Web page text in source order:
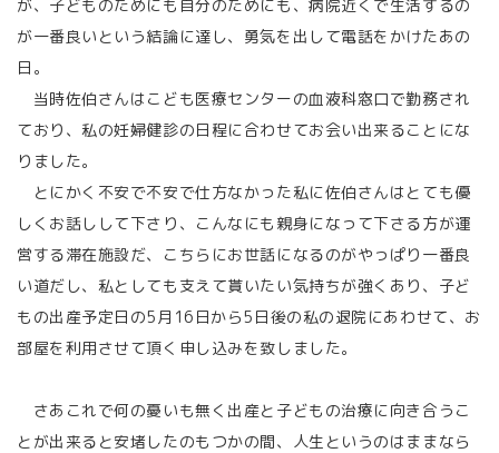
が、子どものためにも自分のためにも、病院近くで生活するの
が一番良いという結論に達し、勇気を出して電話をかけたあの
日。
当時佐伯さんはこども医療センターの血液科窓口で勤務され
ており、私の妊婦健診の日程に合わせてお会い出来ることにな
りました。
とにかく不安で不安で仕方なかった私に佐伯さんはとても優
しくお話しして下さり、こんなにも親身になって下さる方が運
営する滞在施設だ、こちらにお世話になるのがやっぱり一番良
い道だし、私としても支えて貰いたい気持ちが強くあり、子ど
もの出産予定日の5月16日から5日後の私の退院にあわせて、お
部屋を利用させて頂く申し込みを致しました。
さあこれで何の憂いも無く出産と子どもの治療に向き合うこ
とが出来ると安堵したのもつかの間、人生というのはままなら